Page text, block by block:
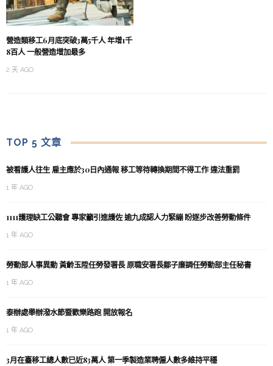
營造類移工6月底突破3萬5千人 年增1千
8百人 一般營造增加最多
2 天 AGO
TOP 5 文章
被看護人往生 雇主應於30日內通報 移工等待轉換期間不得工作 違法重罰
1 年 AGO
1111護理缺工公聽會 專家籲引進護佐 逾九成認人力緊繃 盼逐步改善勞動條件
1 年 AGO
勞動部人事異動 黃齡玉陞任勞發署長 原職安署長鄒子廉調任勞動部主任秘書
1 年 AGO
泰辦處舉辦潑水節暨歡樂路跑 開放報名
1 年 AGO
3月在臺移工總人數已近83萬人 第一季製造業聘僱人數多維持平穩